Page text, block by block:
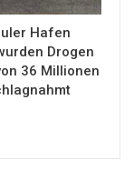
Hafen
Drogen
36 Millionen